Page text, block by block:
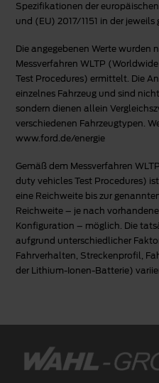
Spezifikationen der
und (EU) 2017/1151 in der
Die angegebenen Werte wurden
Messverfahren WLTP
Test Procedures) ermittelt. Die
einzelnes Fahrzeug und sind
sondern dienen allein
verschiedenen Fahrzeugtypen.
www.ford.de/energie
Gemäß dem Messverfahren
duty vehicles Test Procedures)
eine Reichweite bis zur
Reichweite – je nach
Konfiguration – möglich. Die
aufgrund unterschiedlicher
Fahrverhalten, Streckenprofil,
der Lithium-Ionen-Batterie)